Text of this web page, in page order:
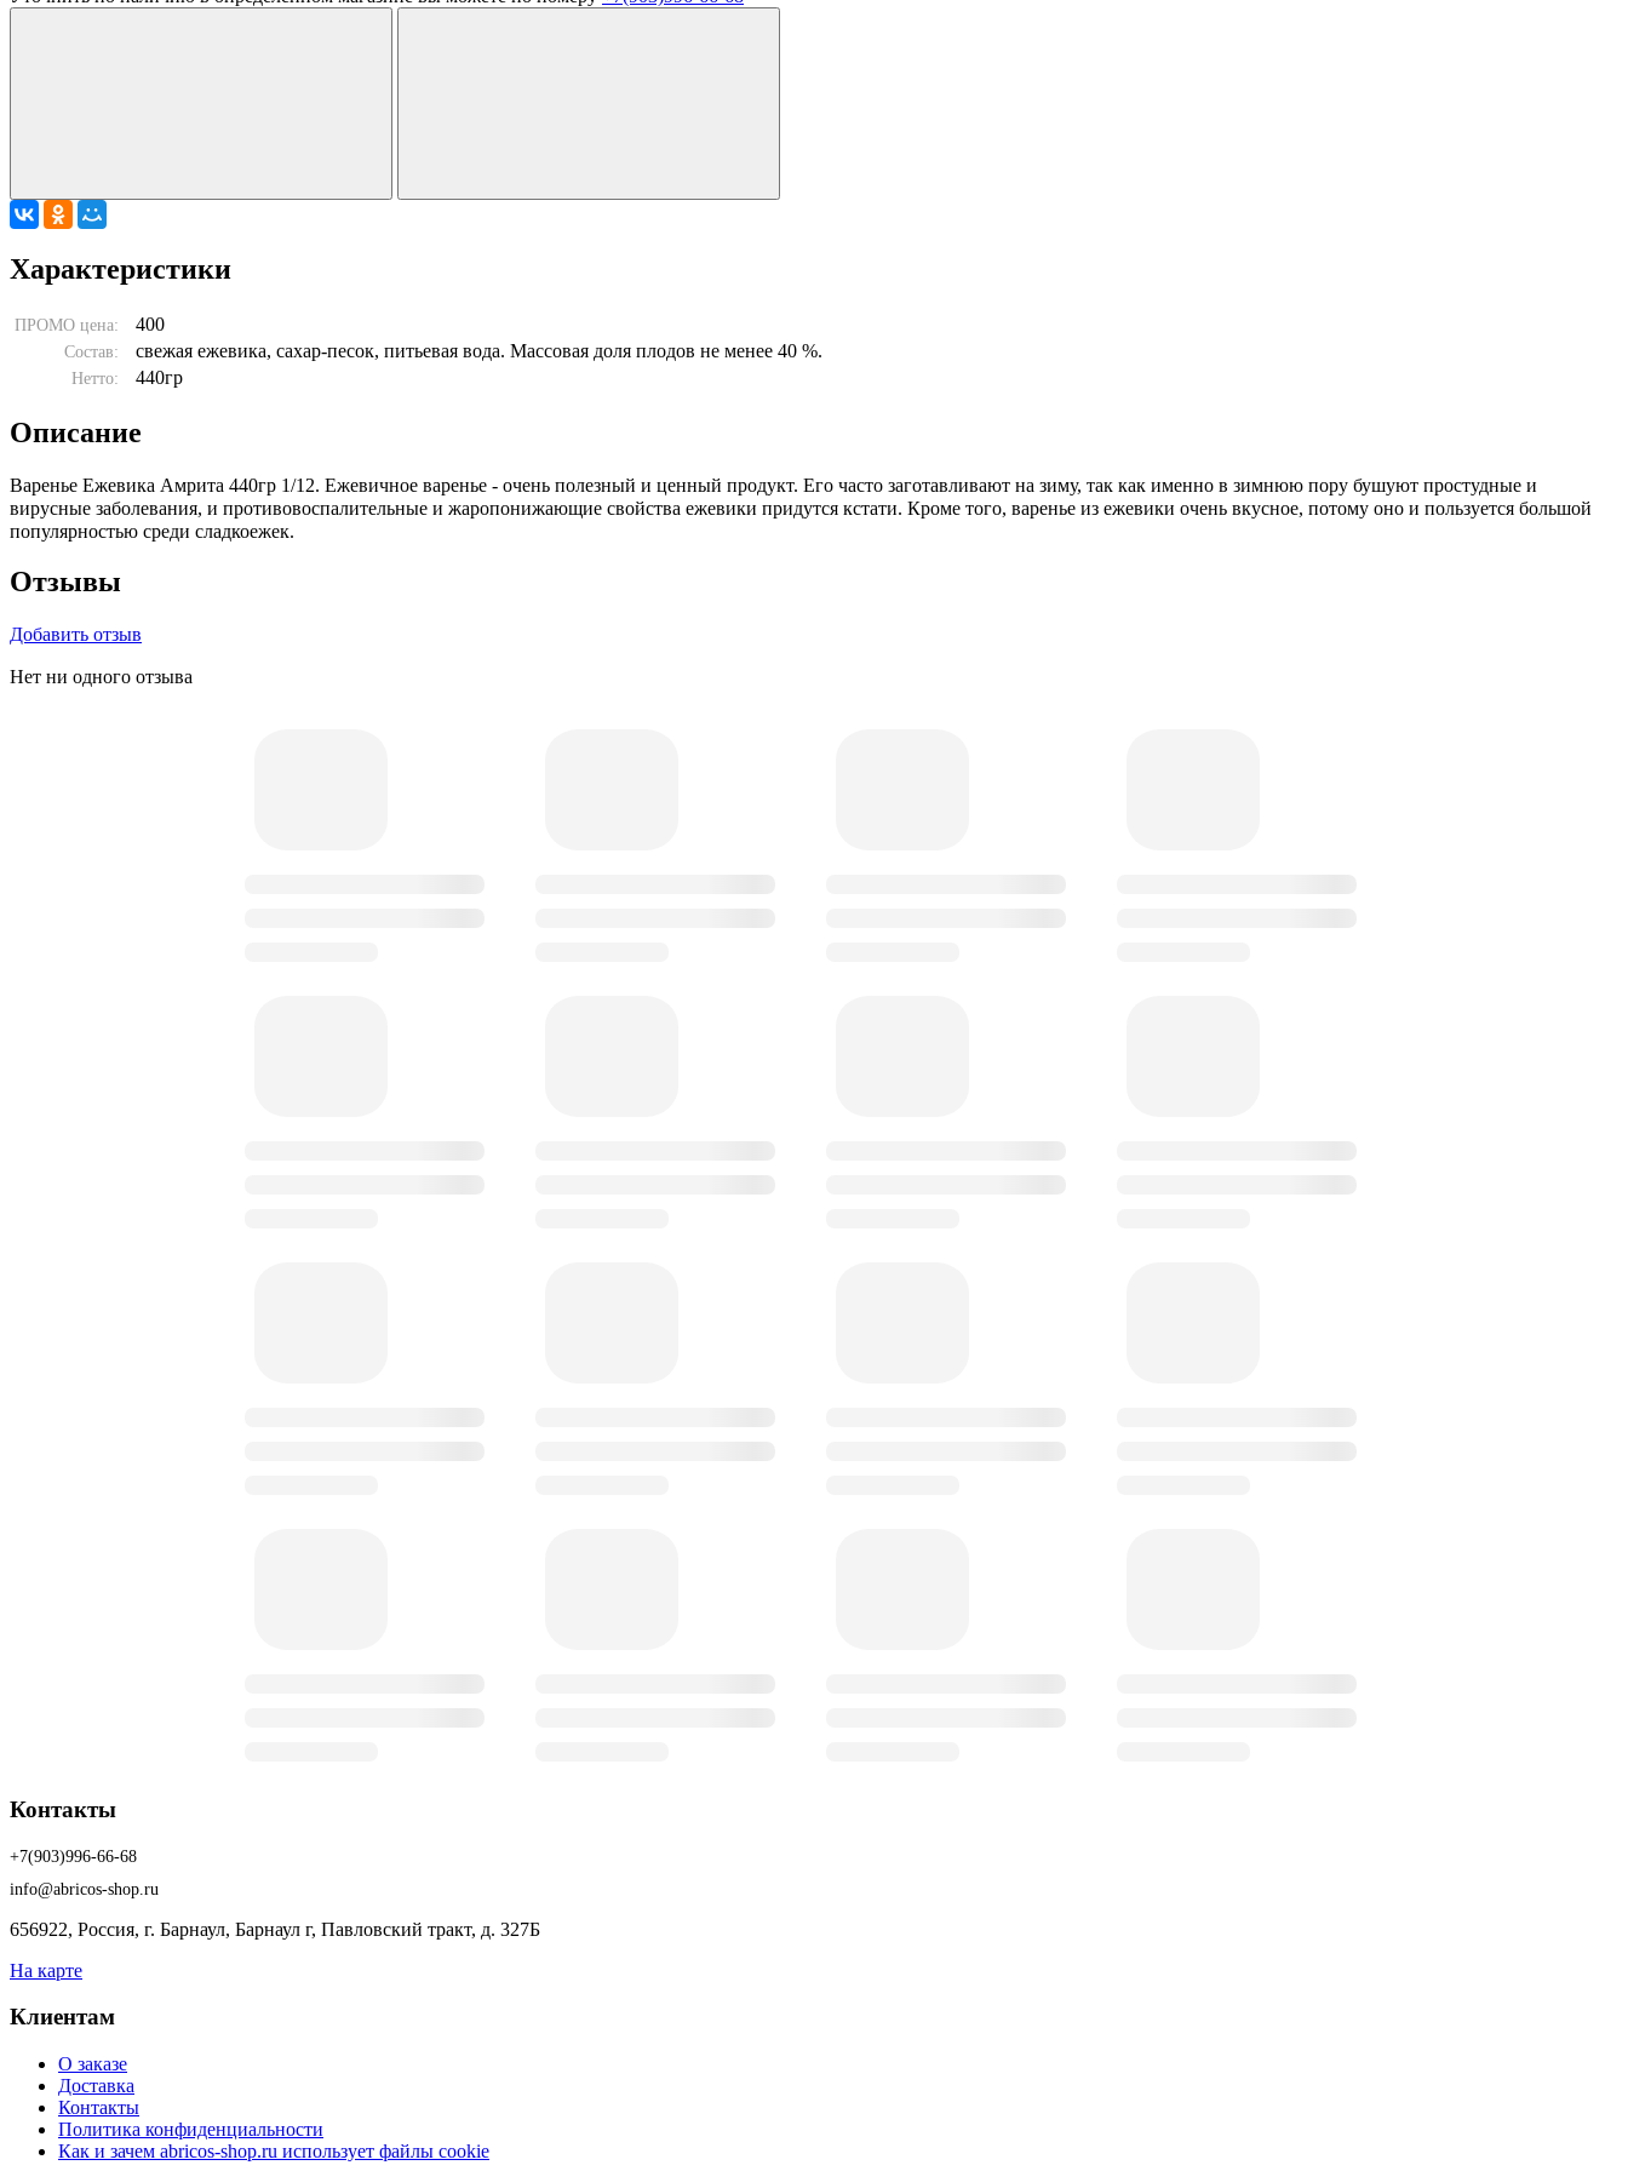
Характеристики
ПРОМО цена: 400
Состав: свежая ежевика, сахар-песок, питьевая вода. Массовая доля плодов не менее 40 %.
Нетто: 440гр
Описание
Варенье Ежевика Амрита 440гр 1/12. Ежевичное варенье - очень полезный и ценный продукт. Его часто заготавливают на зиму, так как именно в зимнюю пору бушуют простудные и
вирусные заболевания, и противовоспалительные и жаропонижающие свойства ежевики придутся кстати. Кроме того, варенье из ежевики очень вкусное, потому оно и пользуется большой
популярностью среди сладкоежек.
Отзывы
Добавить отзыв
Нет ни одного отзыва
Контакты
+7(903)996-66-68
info@abricos-shop.ru
656922, Россия, г. Барнаул, Барнаул г, Павловский тракт, д. 327Б
На карте
Клиентам
О заказе
Доставка
Контакты
Политика конфиденциальности
Как и зачем abricos-shop.ru использует файлы cookie